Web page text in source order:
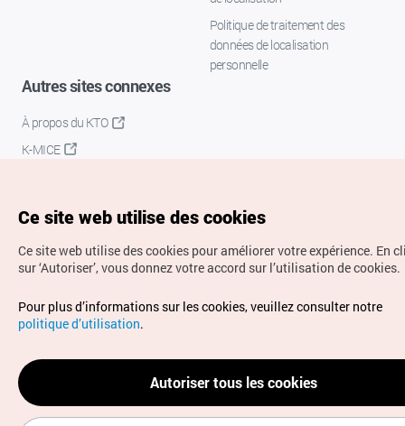
Politique de traitement des
données de localisation
personnelle
Autres sites connexes
À propos du KTO
K-MICE
Droits d’auteur (c) Office National du Tourisme en Corée.
Tous droits réservés.
Pour les rapports d'erreurs et demandes de renseignements,
adressez vos demandes à
info.ontc@gmail.com
Ce site web utilise des cookies
Ce site web utilise des cookies pour améliorer votre expérience. En
sur ‘Autoriser’, vous donnez votre accord sur l’utilisation de cookies.
Pour plus d’informations sur les cookies, veuillez consulter notre
politique d’utilisation.
Autoriser tous les cookies